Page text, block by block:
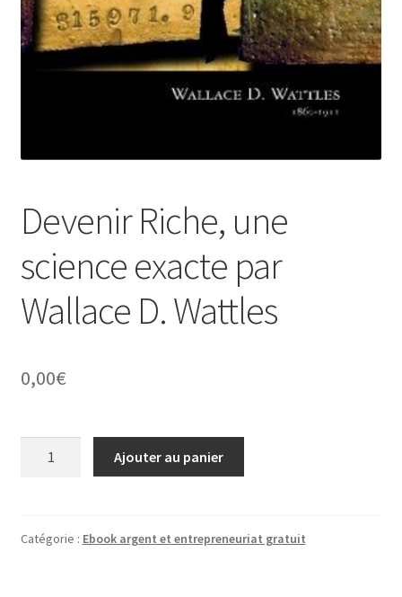
Devenir Riche, une
science exacte par
Wallace D. Wattles
0,00€
une
Ajouter au panier
Catégorie : Ebook argent et entrepreneuriat gratuit